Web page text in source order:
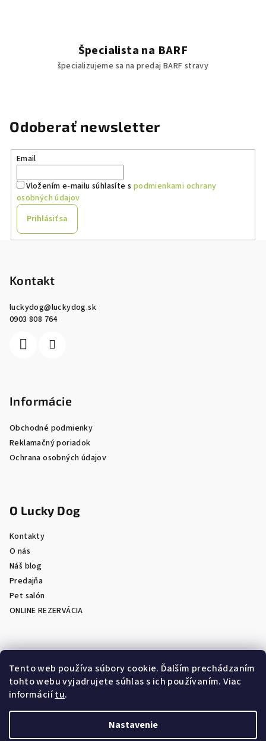
Tento web používa súbory cookie. Ďalším prechádzaním
tohto webu vyjadrujete súhlas s ich používaním. Viac
informáciítu.
Nastavenie
Špecialista na BARF
špecializujeme sa na predaj BARF stravy
Odoberať newsletter
Email
Vložením e-mailu súhlasíte s podmienkami ochrany
osobných údajov
Prihlásiť sa
Kontakt
luckydog@luckydog.sk
0903 808 764
Informácie
Obchodné podmienky
Reklamačný poriadok
Ochrana osobných údajov
O Lucky Dog
Kontakty
O nás
Náš blog
Predajňa
Pet salón
ONLINE REZERVÁCIA
Prijímame online platby